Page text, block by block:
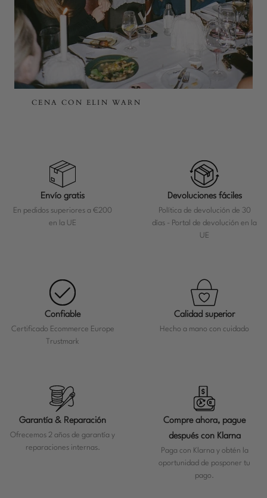
CENA CON ELIN WARN
Envío gratis
En pedidos superiores a €200
en la UE
Devoluciones fáciles
Política de devolución de 30
días - Portal de devolución en la
UE
Confiable
Certificado Ecommerce Europe
Trustmark
Calidad superior
Hecho a mano con cuidado
Garantía & Reparación
Ofrecemos 2 años de garantía y
reparaciones internas.
Compre ahora, pague
después con Klarna
Paga con Klarna y obtén la
oportunidad de posponer tu
pago.